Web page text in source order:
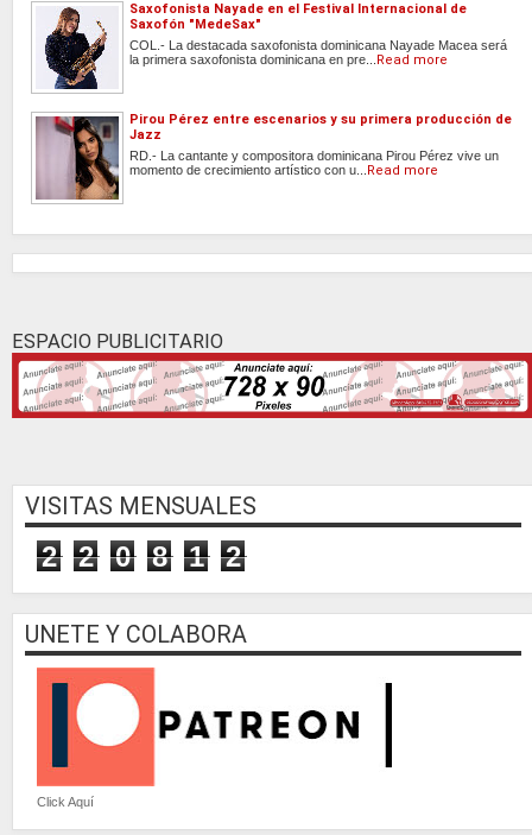
Saxofonista Nayade en el Festival Internacional de
Saxofón "MedeSax"
COL.- La destacada saxofonista dominicana Nayade Macea será
la primera saxofonista dominicana en pre...
Read more
Pirou Pérez entre escenarios y su primera producción de
Jazz
RD.- La cantante y compositora dominicana Pirou Pérez vive un
momento de crecimiento artístico con u...
Read more
ESPACIO PUBLICITARIO
VISITAS MENSUALES
2 2 0 8 1 2
UNETE Y COLABORA
Click Aquí